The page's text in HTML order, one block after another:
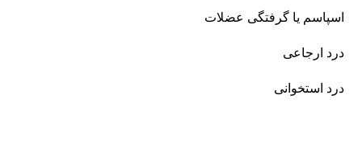
اسپاسم یا گرفتگی عضلات
درد ارجاعی
درد استخوانی